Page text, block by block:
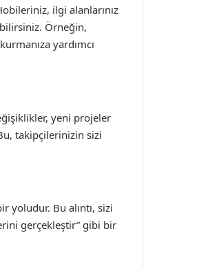
ilgi alanlarınız
Örneğin,
yardımcı
yeni projeler
takipçilerinizin sizi
yoludur. Bu alıntı, sizi
gerçekleştir” gibi bir